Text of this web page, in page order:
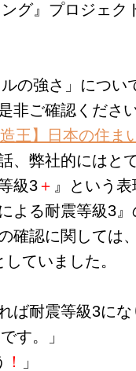
グ』プロジェク
の強さ」につ
非ご確認ください
王】日本の住
、弊社的にはと
級3＋ 』という
よる耐震等級3』
確認に関しては
ていました。
ば耐震等級3にな
す。」
！
」